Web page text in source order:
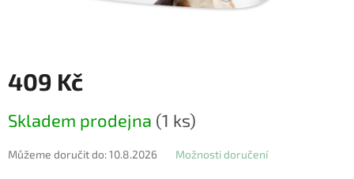
409 Kč
cena:
Skladem prodejna (1 ks)
Můžeme doručit do:10.8.2026 Možnosti doručení